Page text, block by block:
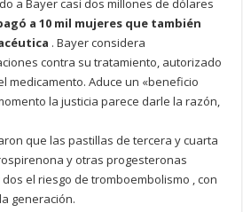
a Bayer casi dos millones de dólares
a 10 mil mujeres que también
. Bayer considera
contra su tratamiento, autorizado
medicamento. Aduce un «beneficio
la justicia parece darle la razón,
que las pastillas de tercera y cuarta
y otras progesteronas
el riesgo de tromboembolismo , con
generación.